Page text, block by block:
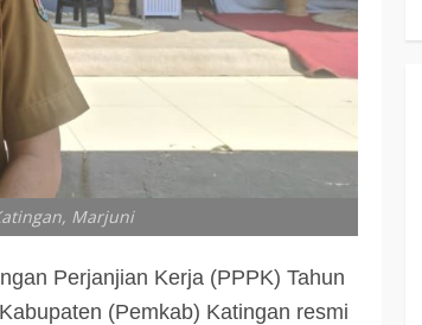
Marjuni
Perjanjian Kerja (PPPK) Tahun
(Pemkab) Katingan resmi